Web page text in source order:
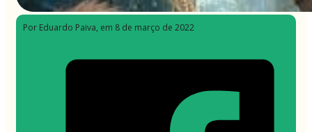
Por Eduardo Paiva, em 8 de março de 2022